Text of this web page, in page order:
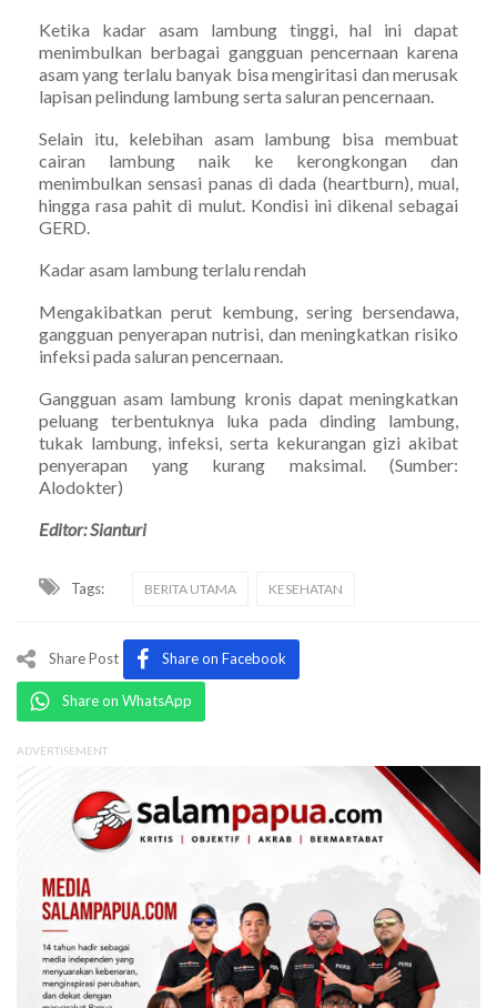
Ketika kadar asam lambung tinggi, hal ini dapat
menimbulkan berbagai gangguan pencernaan karena
asam yang terlalu banyak bisa mengiritasi dan merusak
lapisan pelindung lambung serta saluran pencernaan.
Selain itu, kelebihan asam lambung bisa membuat
cairan lambung naik ke kerongkongan dan
menimbulkan sensasi panas di dada (heartburn), mual,
hingga rasa pahit di mulut. Kondisi ini dikenal sebagai
GERD.
Kadar asam lambung terlalu rendah
Mengakibatkan perut kembung, sering bersendawa,
gangguan penyerapan nutrisi, dan meningkatkan risiko
infeksi pada saluran pencernaan.
Gangguan asam lambung kronis dapat meningkatkan
peluang terbentuknya luka pada dinding lambung,
tukak lambung, infeksi, serta kekurangan gizi akibat
penyerapan yang kurang maksimal. (Sumber:
Alodokter)
Editor: Sianturi
Tags: BERITA UTAMA KESEHATAN
Share Post Share on Facebook
Share on WhatsApp
ADVERTISEMENT